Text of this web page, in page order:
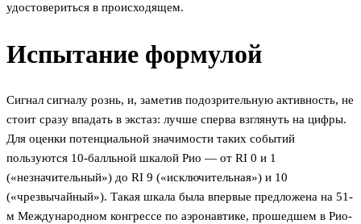
удостовериться в происходящем.
Испытание формулой
Сигнал сигналу рознь, и, заметив подозрительную активность, не
стоит сразу впадать в экстаз: лучше сперва взглянуть на цифры.
Для оценки потенциальной значимости таких событий
пользуются 10-балльной шкалой Рио — от RI 0 и 1
(«незначительный») до RI 9 («исключительная») и 10
(«чрезвычайный»). Такая шкала была впервые предложена на 51-
м Международном конгрессе по аэронавтике, прошедшем в Рио-